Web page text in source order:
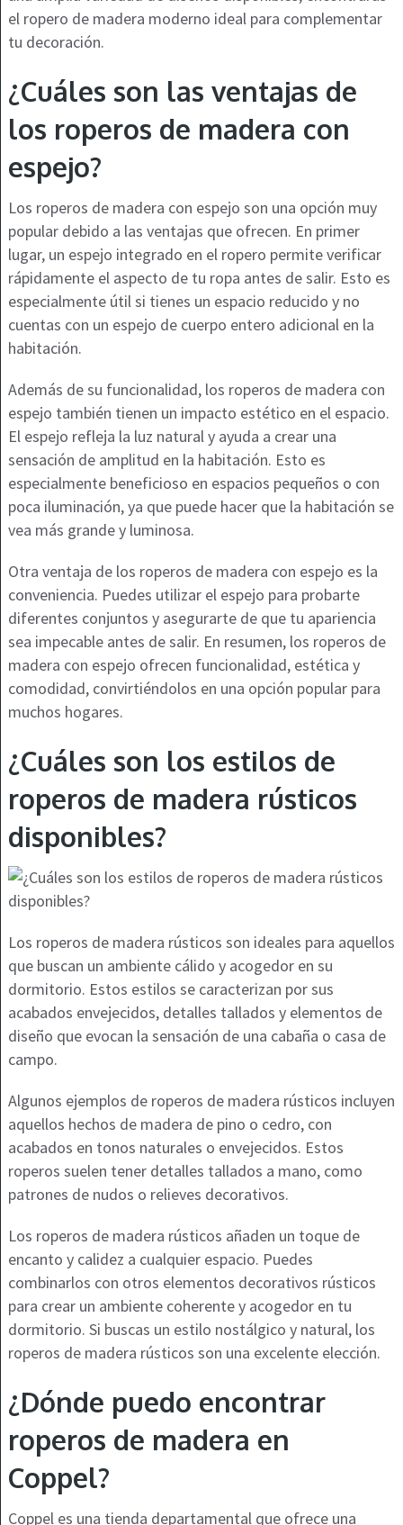
el ropero de madera moderno ideal para complementar
tu decoración.
¿Cuáles son las ventajas de
los roperos de madera con
espejo?
Los roperos de madera con espejo son una opción muy
popular debido a las ventajas que ofrecen. En primer
lugar, un espejo integrado en el ropero permite verificar
rápidamente el aspecto de tu ropa antes de salir. Esto es
especialmente útil si tienes un espacio reducido y no
cuentas con un espejo de cuerpo entero adicional en la
habitación.
Además de su funcionalidad, los roperos de madera con
espejo también tienen un impacto estético en el espacio.
El espejo refleja la luz natural y ayuda a crear una
sensación de amplitud en la habitación. Esto es
especialmente beneficioso en espacios pequeños o con
poca iluminación, ya que puede hacer que la habitación se
vea más grande y luminosa.
Otra ventaja de los roperos de madera con espejo es la
conveniencia. Puedes utilizar el espejo para probarte
diferentes conjuntos y asegurarte de que tu apariencia
sea impecable antes de salir. En resumen, los roperos de
madera con espejo ofrecen funcionalidad, estética y
comodidad, convirtiéndolos en una opción popular para
muchos hogares.
¿Cuáles son los estilos de
roperos de madera rústicos
disponibles?
Los roperos de madera rústicos son ideales para aquellos
que buscan un ambiente cálido y acogedor en su
dormitorio. Estos estilos se caracterizan por sus
acabados envejecidos, detalles tallados y elementos de
diseño que evocan la sensación de una cabaña o casa de
campo.
Algunos ejemplos de roperos de madera rústicos incluyen
aquellos hechos de madera de pino o cedro, con
acabados en tonos naturales o envejecidos. Estos
roperos suelen tener detalles tallados a mano, como
patrones de nudos o relieves decorativos.
Los roperos de madera rústicos añaden un toque de
encanto y calidez a cualquier espacio. Puedes
combinarlos con otros elementos decorativos rústicos
para crear un ambiente coherente y acogedor en tu
dormitorio. Si buscas un estilo nostálgico y natural, los
roperos de madera rústicos son una excelente elección.
¿Dónde puedo encontrar
roperos de madera en
Coppel?
Coppel es una tienda departamental que ofrece una